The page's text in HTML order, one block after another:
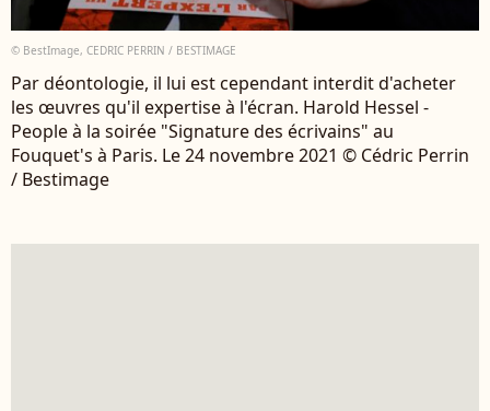
© BestImage, CEDRIC PERRIN / BESTIMAGE
Par déontologie, il lui est cependant interdit d'acheter
les œuvres qu'il expertise à l'écran. Harold Hessel -
People à la soirée "Signature des écrivains" au
Fouquet's à Paris. Le 24 novembre 2021 © Cédric Perrin
/ Bestimage